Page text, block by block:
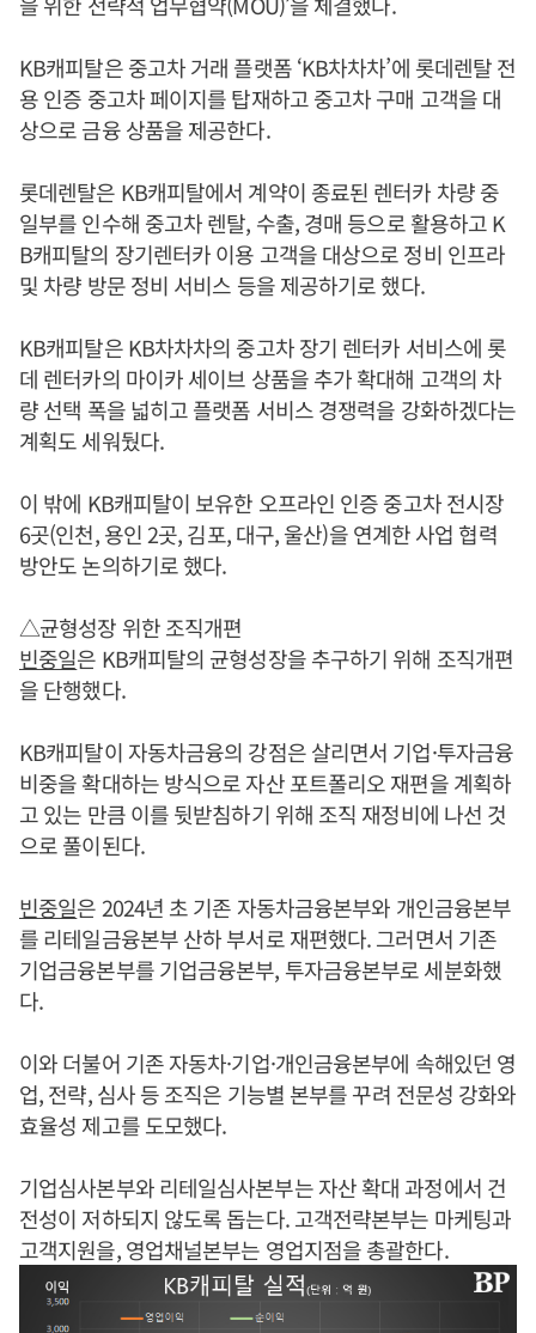
KB캐피탈은 중고차 거래 플랫폼 ‘KB차차차’에 롯데렌탈 전
용 인증 중고차 페이지를 탑재하고 중고차 구매 고객을 대
상으로 금융 상품을 제공한다.
롯데렌탈은 KB캐피탈에서 계약이 종료된 렌터카 차량 중
일부를 인수해 중고차 렌탈, 수출, 경매 등으로 활용하고 K
B캐피탈의 장기렌터카 이용 고객을 대상으로 정비 인프라
및 차량 방문 정비 서비스 등을 제공하기로 했다.
KB캐피탈은 KB차차차의 중고차 장기 렌터카 서비스에 롯
데 렌터카의 마이카 세이브 상품을 추가 확대해 고객의 차
량 선택 폭을 넓히고 플랫폼 서비스 경쟁력을 강화하겠다는
계획도 세워뒀다.
이 밖에 KB캐피탈이 보유한 오프라인 인증 중고차 전시장
6곳(인천, 용인 2곳, 김포, 대구, 울산)을 연계한 사업 협력
방안도 논의하기로 했다.
△균형성장 위한 조직개편
빈중일은 KB캐피탈의 균형성장을 추구하기 위해 조직개편
을 단행했다.
KB캐피탈이 자동차금융의 강점은 살리면서 기업·투자금융
비중을 확대하는 방식으로 자산 포트폴리오 재편을 계획하
고 있는 만큼 이를 뒷받침하기 위해 조직 재정비에 나선 것
으로 풀이된다.
빈중일은 2024년 초 기존 자동차금융본부와 개인금융본부
를 리테일금융본부 산하 부서로 재편했다. 그러면서 기존
기업금융본부를 기업금융본부, 투자금융본부로 세분화했
다.
이와 더불어 기존 자동차·기업·개인금융본부에 속해있던 영
업, 전략, 심사 등 조직은 기능별 본부를 꾸려 전문성 강화와
효율성 제고를 도모했다.
기업심사본부와 리테일심사본부는 자산 확대 과정에서 건
전성이 저하되지 않도록 돕는다. 고객전략본부는 마케팅과
고객지원을, 영업채널본부는 영업지점을 총괄한다.